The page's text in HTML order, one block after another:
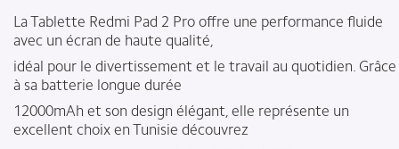
La Tablette Redmi Pad 2 Pro offre une performance fluide
avec un écran de haute qualité,
idéal pour le divertissement et le travail au quotidien. Grâce
à sa batterie longue durée
12000mAh et son design élégant, elle représente un
excellent choix en Tunisie découvrez